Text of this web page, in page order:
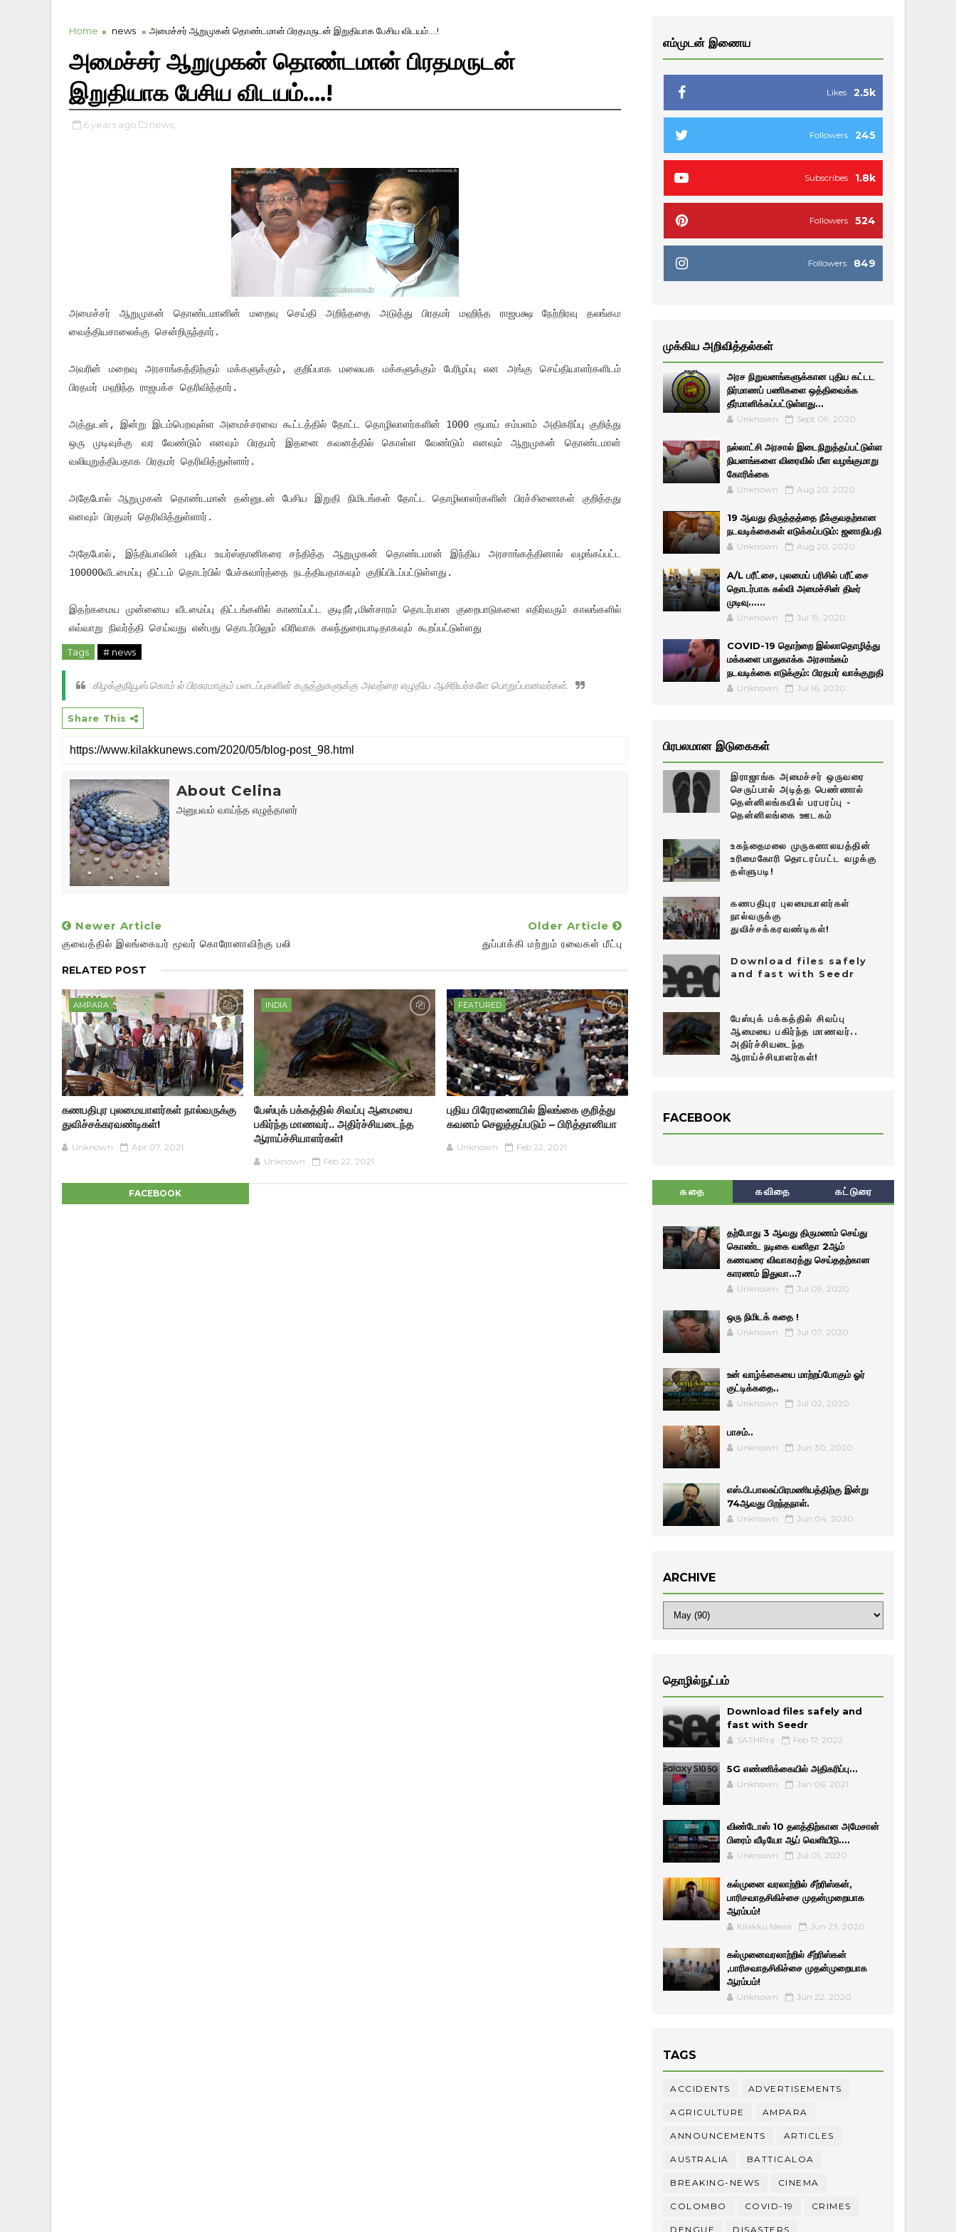
Home news அமைச்சர் ஆறுமுகன் தொண்டமான் பிரதமருடன் இறுதியாக பேசிய விடயம்....!
அமைச்சர் ஆறுமுகன் தொண்டமான் பிரதமருடன்
இறுதியாக பேசிய விடயம்....!
6 years ago news,
அமைச்சர் ஆறுமுகன் தொண்டமானின் மறைவு செய்தி அறிந்ததை அடுத்து பிரதமர் மஹிந்த ராஜபக்ஷ நேற்றிரவு தலங்கம
வைத்தியசாலைக்கு சென்றிருந்தார்.
அவரின் மறைவு அரசாங்கத்திற்கும் மக்களுக்கும், குறிப்பாக மலையக மக்களுக்கும் பேரிழப்பு என அங்கு செய்தியாளர்களிடம்
பிரதமர் மஹிந்த ராஜபக்ச தெரிவித்தார்.
அத்துடன், இன்று இடம்பெறவுள்ள அமைச்சரவை கூட்டத்தில் தோட்ட தொழிலாளர்களின் 1000 ரூபாய் சம்பளம் அதிகரிப்பு குறித்து
ஒரு முடிவுக்கு வர வேண்டும் எனவும் பிரதமர் இதனை கவனத்தில் கொள்ள வேண்டும் எனவும் ஆறுமுகன் தொண்டமான்
வலியுறுத்தியதாக பிரதமர் தெரிவித்துள்ளார்.
அதேபோல் ஆறுமுகன் தொண்டமான் தன்னுடன் பேசிய இறுதி நிமிடங்கள் தோட்ட தொழிலாளர்களின் பிரச்சிணைகள் குறித்தது
எனவும் பிரதமர் தெரிவித்துள்ளார்.
அதேபோல், இந்தியாவின் புதிய உயர்ஸ்தானிகரை சந்தித்த ஆறுமுகன் தொண்டமான் இந்திய அரசாங்கத்தினால் வழங்கப்பட்ட
100000வீடமைப்பு திட்டம் தொடர்பில் பேச்சுவார்த்தை நடத்தியதாகவும் குறிப்பிடப்பட்டுள்ளது.
இதற்கமைய முன்னைய வீடமைப்பு திட்டங்களில் காணப்பட்ட குடிநீர்,மின்சாரம் தொடர்பான குறைபாடுகளை எதிர்வரும் காலங்களில்
எவ்வாறு நிவர்த்தி செய்வது என்பது தொடர்பிலும் விரிவாக கலந்துரையாடிதாகவும் கூறப்பட்டுள்ளது
Tags # news
கிழக்குநியூஸ்.கொம் ல் பிரசுரமாகும் படைப்புகளின் கருத்துகளுக்கு அவற்றை எழுதிய ஆசிரியர்களே பொறுப்பானவர்கள்.
Share This
About Celina
அனுபவம் வாய்ந்த எழுத்தாளர்
Newer Article
குவைத்தில் இலங்கையர் மூவர் கொரோனாவிற்கு பலி
Older Article
துப்பாக்கி மற்றும் ரவைகள் மீட்பு
RELATED POST
AMPARA
கணபதிபுர புலமையாளர்கள் நால்வருக்கு
துவிச்சக்கரவண்டிகள்!
Unknown Apr 07, 2021
INDIA
பேஸ்புக் பக்கத்தில் சிவப்பு ஆமையை
பகிர்ந்த மாணவர்.. அதிர்ச்சியடைந்த
ஆராய்ச்சியாளர்கள்!
Unknown Feb 22, 2021
FEATURED
புதிய பிரேரணையில் இலங்கை குறித்து
கவனம் செலுத்தப்படும் – பிரித்தானியா
Unknown Feb 22, 2021
FACEBOOK
எம்முடன் இணைய
2.5k
Likes
245
Followers
1.8k
Subscribes
524
Followers
849
Followers
முக்கிய அறிவித்தல்கள்
அரச நிறுவனங்களுக்கான புதிய கட்டட
நிர்மாணப் பணிகளை ஒத்திவைக்க
தீர்மானிக்கப்பட்டுள்ளது...
Unknown Sept 09, 2020
நல்லாட்சி அரசால் இடைநிறுத்தப்பட்டுள்ள
நியனங்களை விரைவில் மீள வழங்குமாறு
கோரிக்கை
Unknown Aug 20, 2020
19 ஆவது திருத்தத்தை நீக்குவதற்கான
நடவடிக்கைகள் எடுக்கப்படும்: ஜனாதிபதி
Unknown Aug 20, 2020
A/L பரீட்சை, புலமைப் பரிசில் பரீட்சை
தொடர்பாக கல்வி அமைச்சின் திடீர்
முடிவு......
Unknown Jul 19, 2020
COVID-19 தொற்றை இல்லாதொழித்து
மக்களை பாதுகாக்க அரசாங்கம்
நடவடிக்கை எடுக்கும்: பிரதமர் வாக்குறுதி
Unknown Jul 16, 2020
பிரபலமான இடுகைகள்
இராஜாங்க அமைச்சர் ஒருவரை
செருப்பால் அடித்த பெண்ணால்
தென்னிலங்கயில் பரபரப்பு -
தென்னிலங்கை ஊடகம்
உகந்தைமலை முருகனாலயத்தின்
உரிமைகோரி தொடரப்பட்ட வழக்கு
தள்ளுபடி!
கணபதிபுர புலமையாளர்கள்
நால்வருக்கு
துவிச்சக்கரவண்டிகள்!
Download files safely
and fast with Seedr
பேஸ்புக் பக்கத்தில் சிவப்பு
ஆமையை பகிர்ந்த மாணவர்..
அதிர்ச்சியடைந்த
ஆராய்ச்சியாளர்கள்!
FACEBOOK
கதை கவிதை கட்டுரை
தற்போது 3 ஆவது திருமணம் செய்து
கொண்ட நடிகை வனிதா 2ஆம்
கணவரை விவாகரத்து செய்ததற்கான
காரணம் இதுவா…?
Unknown Jul 09, 2020
ஒரு நிமிடக் கதை !
Unknown Jul 07, 2020
உன் வாழ்க்கையை மாற்றப்போகும் ஓர்
குட்டிக்கதை..
Unknown Jul 02, 2020
பாசம்..
Unknown Jun 30, 2020
எஸ்.பி.பாலசுப்பிரமணியத்திற்கு இன்று
74ஆவது பிறந்தநாள்.
Unknown Jun 04, 2020
ARCHIVE
தொழில்நுட்பம்
Download files safely and
fast with Seedr
SATHPra Feb 17, 2022
5G எண்ணிக்கையில் அதிகரிப்பு...
Unknown Jan 06, 2021
விண்டோஸ் 10 தளத்திற்கான அமேசான்
பிரைம் வீடியோ ஆப் வெளியீடு....
Unknown Jul 01, 2020
கல்முனை வரலாற்றில் சீற்ரிஸ்கன்,
பாரிசவாதசிகிச்சை முதன்முறையாக
ஆரம்பம்!
Kilakku News Jun 23, 2020
கல்முனைவரலாற்றில் சீற்ரிஸ்கன்
,பாரிசவாதசிகிச்சை முதன்முறையாக
ஆரம்பம்!
Unknown Jun 22, 2020
TAGS
ACCIDENTS ADVERTISEMENTS
AGRICULTURE AMPARA
ANNOUNCEMENTS ARTICLES
AUSTRALIA BATTICALOA
BREAKING-NEWS CINEMA
COLOMBO COVID-19 CRIMES
DENGUE DISASTERS